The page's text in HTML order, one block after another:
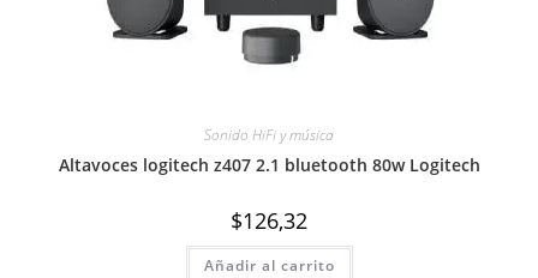
Sonido HiFi y música
Altavoces logitech z407 2.1 bluetooth 80w Logitech
$126,32
Añadir al carrito